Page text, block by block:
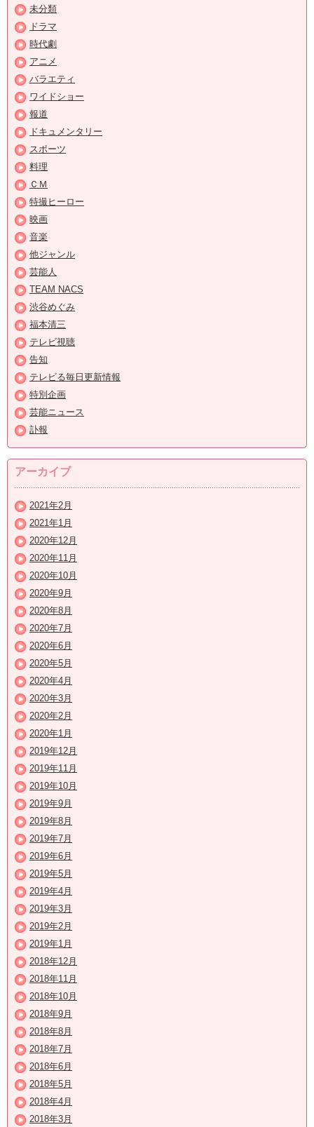
未分類
ドラマ
時代劇
アニメ
バラエティ
ワイドショー
報道
ドキュメンタリー
スポーツ
料理
ＣＭ
特撮ヒーロー
映画
音楽
他ジャンル
芸能人
TEAM NACS
渋谷めぐみ
福本清三
テレビ視聴
告知
テレビる毎日更新情報
特別企画
芸能ニュース
訃報
アーカイブ
2021年2月
2021年1月
2020年12月
2020年11月
2020年10月
2020年9月
2020年8月
2020年7月
2020年6月
2020年5月
2020年4月
2020年3月
2020年2月
2020年1月
2019年12月
2019年11月
2019年10月
2019年9月
2019年8月
2019年7月
2019年6月
2019年5月
2019年4月
2019年3月
2019年2月
2019年1月
2018年12月
2018年11月
2018年10月
2018年9月
2018年8月
2018年7月
2018年6月
2018年5月
2018年4月
2018年3月